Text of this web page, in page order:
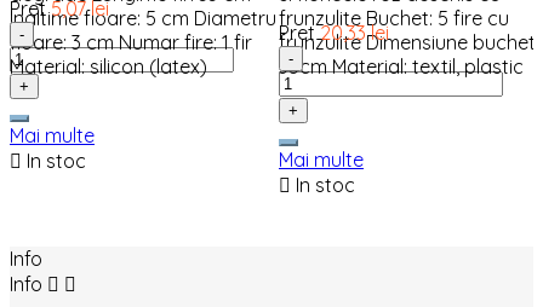
Inaltime floare: 5 cm Diametru
floare: 3 cm Numar fire: 1 fir
Material: silicon (latex)
Pret 5,07 lei
-
+
Mai multe
 In stoc
frunzulite Buchet: 5 fire cu
frunzulite Dimensiune buchet:
35cm Material: textil, plastic
Pret 20,33 lei
-
+
Mai multe
 In stoc
Info
Info  